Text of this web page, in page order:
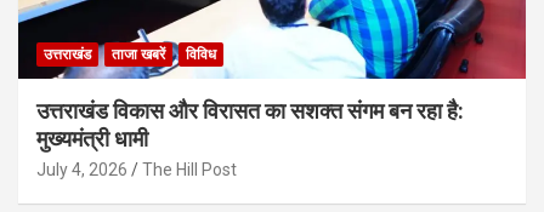
उत्तराखंड ताजा खबरें विविध
उत्तराखंड विकास और विरासत का सशक्त संगम बन रहा है:
मुख्यमंत्री धामी
July 4, 2026 The Hill Post